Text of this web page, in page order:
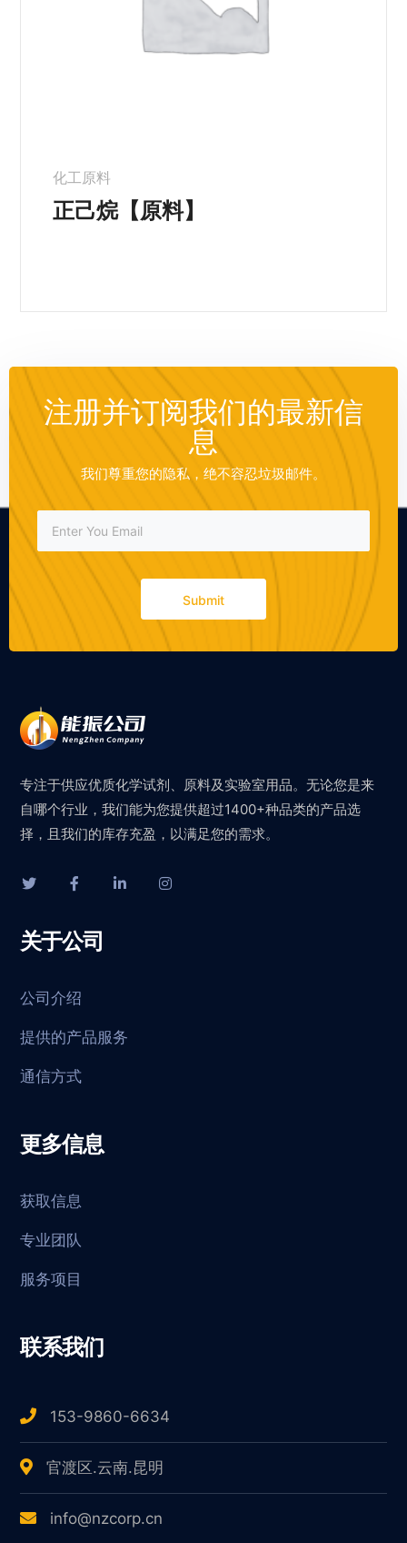
化工原料
正己烷【原料】
注册并订阅我们的最新信
息
我们尊重您的隐私，绝不容忍垃圾邮件。
Submit
专注于供应优质化学试剂、原料及实验室用品。无论您是来
自哪个行业，我们能为您提供超过1400+种品类的产品选
择，且我们的库存充盈，以满足您的需求。
关于公司
公司介绍
提供的产品服务
通信方式
更多信息
获取信息
专业团队
服务项目
联系我们
153-9860-6634
官渡区.云南.昆明
info@nzcorp.cn